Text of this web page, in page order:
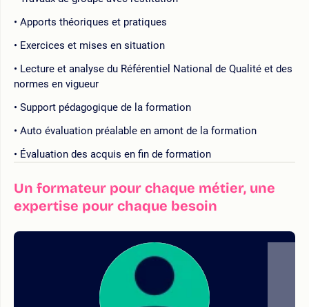
Apports théoriques et pratiques
Exercices et mises en situation
Lecture et analyse du Référentiel National de Qualité et des
normes en vigueur
Support pédagogique de la formation
Auto évaluation préalable en amont de la formation
Évaluation des acquis en fin de formation
Un formateur pour chaque métier, une
expertise pour chaque besoin